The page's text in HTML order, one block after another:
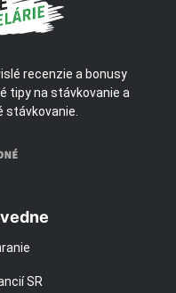
recenzie a bonusy
tipy na stávkovanie a
stávkovanie.
SR